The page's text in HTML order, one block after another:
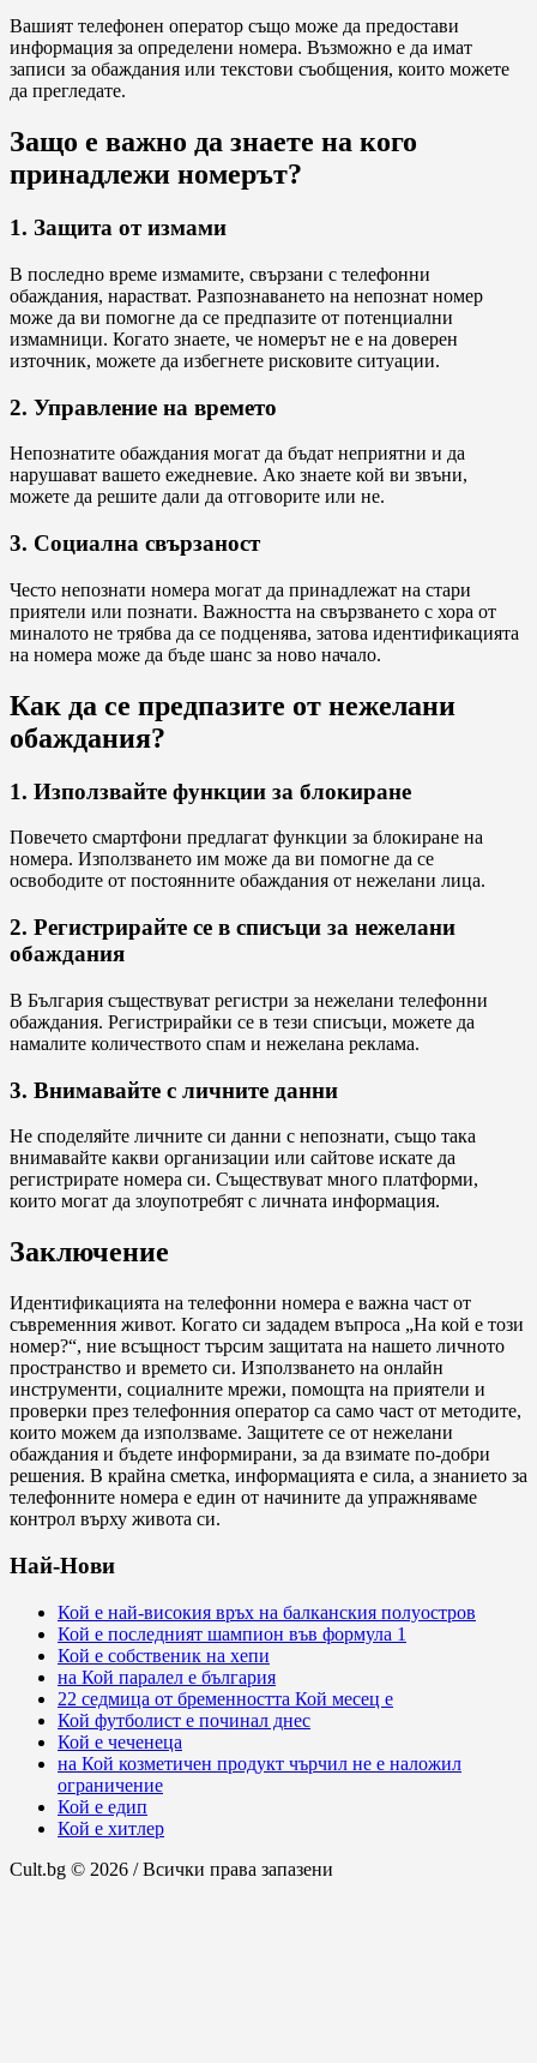
Вашият телефонен оператор също може да предостави
информация за определени номера. Възможно е да имат
записи за обаждания или текстови съобщения, които можете
да прегледате.
Защо е важно да знаете на кого
принадлежи номерът?
1. Защита от измами
В последно време измамите, свързани с телефонни
обаждания, нарастват. Разпознаването на непознат номер
може да ви помогне да се предпазите от потенциални
измамници. Когато знаете, че номерът не е на доверен
източник, можете да избегнете рисковите ситуации.
2. Управление на времето
Непознатите обаждания могат да бъдат неприятни и да
нарушават вашето ежедневие. Ако знаете кой ви звъни,
можете да решите дали да отговорите или не.
3. Социална свързаност
Често непознати номера могат да принадлежат на стари
приятели или познати. Важността на свързването с хора от
миналото не трябва да се подценява, затова идентификацията
на номера може да бъде шанс за ново начало.
Как да се предпазите от нежелани
обаждания?
1. Използвайте функции за блокиране
Повечето смартфони предлагат функции за блокиране на
номера. Използването им може да ви помогне да се
освободите от постоянните обаждания от нежелани лица.
2. Регистрирайте се в списъци за нежелани
обаждания
В България съществуват регистри за нежелани телефонни
обаждания. Регистрирайки се в тези списъци, можете да
намалите количеството спам и нежелана реклама.
3. Внимавайте с личните данни
Не споделяйте личните си данни с непознати, също така
внимавайте какви организации или сайтове искате да
регистрирате номера си. Съществуват много платформи,
които могат да злоупотребят с личната информация.
Заключение
Идентификацията на телефонни номера е важна част от
съвременния живот. Когато си зададем въпроса „На кой е този
номер?“, ние всъщност търсим защитата на нашето личното
пространство и времето си. Използването на онлайн
инструменти, социалните мрежи, помощта на приятели и
проверки през телефонния оператор са само част от методите,
които можем да използваме. Защитете се от нежелани
обаждания и бъдете информирани, за да взимате по-добри
решения. В крайна сметка, информацията е сила, а знанието за
телефонните номера е един от начините да упражняваме
контрол върху живота си.
Най-Нови
Кой е най-високия връх на балканския полуостров
Кой е последният шампион във формула 1
Кой е собственик на хепи
на Кой паралел е българия
22 седмица от бременността Кой месец е
Кой футболист е починал днес
Кой е чеченеца
на Кой козметичен продукт чърчил не е наложил
ограничение
Кой е едип
Кой е хитлер
Cult.bg © 2026 / Всички права запазени